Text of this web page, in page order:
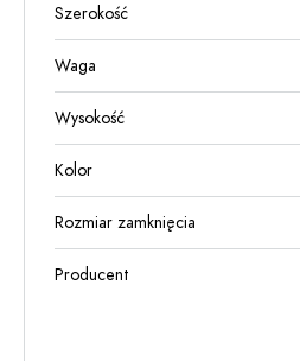
Szerokość
Waga
Wysokość
Kolor
Rozmiar zamknięcia
Producent